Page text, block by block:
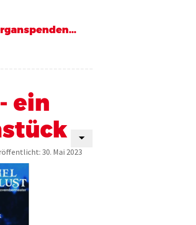
ein
30. Mai 2023